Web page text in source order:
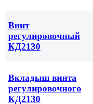
Винт
регулировочный
КД2130
Вкладыш винта
регулировочного
КД2130